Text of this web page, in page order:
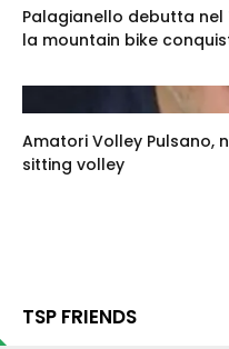
Palagianello debutta nel
la mountain bike
Amatori Volley Pulsano,
sitting volley
TSP FRIENDS